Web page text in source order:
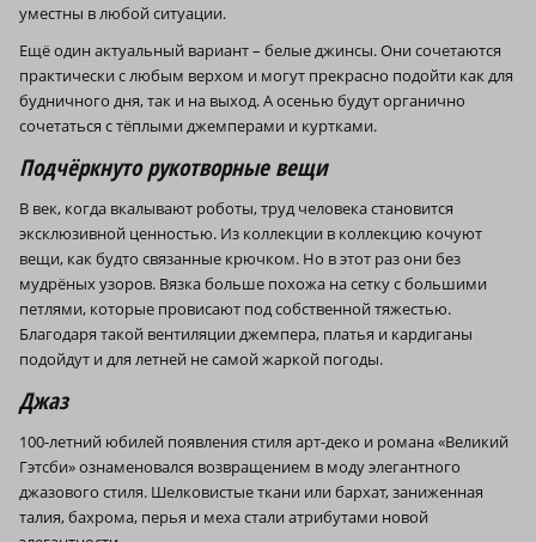
уместны в любой ситуации.
Ещё один актуальный вариант – белые джинсы. Они сочетаются
практически с любым верхом и могут прекрасно подойти как для
будничного дня, так и на выход. А осенью будут органично
сочетаться с тёплыми джемперами и куртками.
Подчёркнуто рукотворные вещи
В век, когда вкалывают роботы, труд человека становится
эксклюзивной ценностью. Из коллекции в коллекцию кочуют
вещи, как будто связанные крючком. Но в этот раз они без
мудрёных узоров. Вязка больше похожа на сетку с большими
петлями, которые провисают под собственной тяжестью.
Благодаря такой вентиляции джемпера, платья и кардиганы
подойдут и для летней не самой жаркой погоды.
Джаз
100-летний юбилей появления стиля арт-деко и романа «Великий
Гэтсби» ознаменовался возвращением в моду элегантного
джазового стиля. Шелковистые ткани или бархат, заниженная
талия, бахрома, перья и меха стали атрибутами новой